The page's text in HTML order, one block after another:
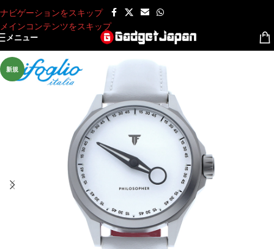
ナビゲーションをスキップ
メインコンテンツをスキップ
メニュー
新規